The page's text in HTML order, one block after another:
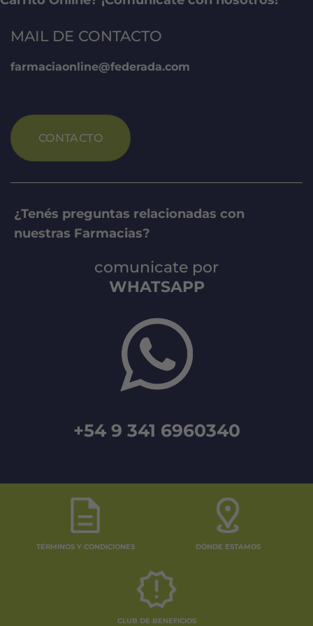
MAIL DE CONTACTO
farmaciaonline@federada.com
CONTACTO
¿Tenés preguntas relacionadas con
nuestras Farmacias?
comunicate por
WHATSAPP
+54 9 341 6960340
TÉRMINOS Y CONDICIONES DÓNDE ESTAMOS
CLUB DE BENEFICIOS